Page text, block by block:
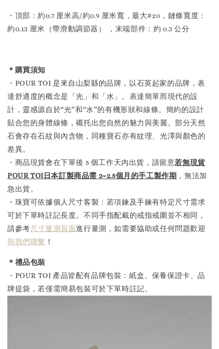
・頂部：約0.7 厘米高/約0.9 厘米寬，最大#20，鏈條寬度：
約0.13 厘米（帶滑動調節器） ，末端部件：約 0.3 公分
＊購買須知
・POUR TOI 是來自山梨縣的品牌，以石英起家的品牌，表
達舒適度的概念是「光」和「水」。表達簡單而現代的設
計，靈感源自於“光”和“水”的有機形狀和線條。簡約的設計
貼合您的身體線條，襯托出您自然的魅力與美麗。部分天然
石會存在石紋與內含物，同種寶石亦有紋理、光澤與顏色的
差異。
・商品現貨會在下單後 5 個工作天內出貨，請留意若無現貨
POUR TOI日本訂製商品需 2~2.5個月的手工製作期 ，無法加
急出貨。
・珠寶可依據個人尺寸客製：若項鍊及手鍊有特定尺寸需求
可於下單時註記長度。不同手指配戴的戒指戒圍並不相同，
請參考尺寸量測頁面進行量測，如需要協助或任何問題歡迎
與我們聯繫 ！
＊禮品包裝
・POUR TOI 產品皆配有品牌包裝：紙盒、保養保證卡、品
牌提袋，若僅需簡易包裝可於下單時註記。